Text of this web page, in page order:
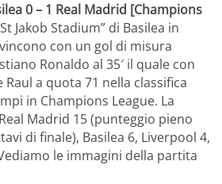
0 – 1 Real Madrid [Champions
Jakob Stadium” di Basilea in
con un gol di misura
Ronaldo al 35′ il quale con
a quota 71 nella classifica
in Champions League. La
Madrid 15 (punteggio pieno
di finale), Basilea 6, Liverpool 4,
le immagini della partita